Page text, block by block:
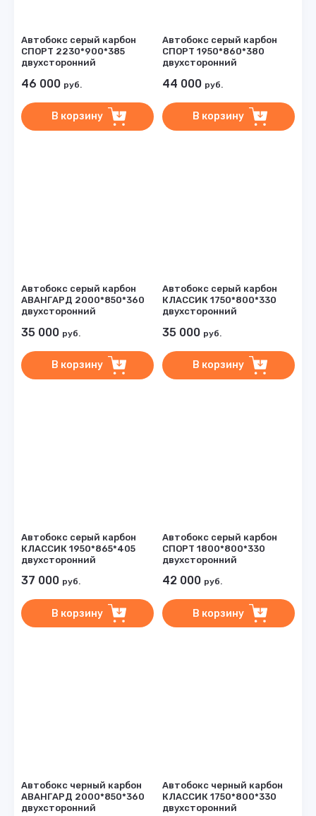
Автобокс серый карбон
СПОРТ 2230*900*385
двухсторонний
46 000 руб.
В корзину
Автобокс серый карбон
СПОРТ 1950*860*380
двухсторонний
44 000 руб.
В корзину
Автобокс серый карбон
АВАНГАРД 2000*850*360
двухсторонний
35 000 руб.
В корзину
Автобокс серый карбон
КЛАССИК 1750*800*330
двухсторонний
35 000 руб.
В корзину
Автобокс серый карбон
КЛАССИК 1950*865*405
двухсторонний
37 000 руб.
В корзину
Автобокс серый карбон
СПОРТ 1800*800*330
двухсторонний
42 000 руб.
В корзину
Автобокс черный карбон
АВАНГАРД 2000*850*360
двухсторонний
Автобокс черный карбон
КЛАССИК 1750*800*330
двухсторонний